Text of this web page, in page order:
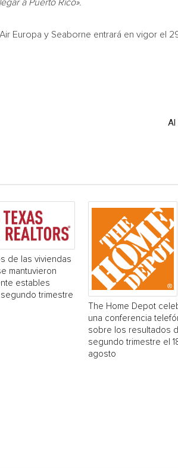
a Puerto Rico».
Europa y Seaborne entrará en vigor el
Al
de las viviendas
mantuvieron
estables
trimestre
The Home Depot
una conferencia
sobre los resultados
segundo trimestre el
agosto